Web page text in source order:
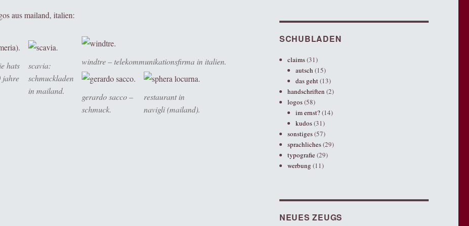
aus mailand, italien:
hats
jahre
scavia:
schmuckladen
in mailand.
windtre – telekommunikationsfirma in italien.
gerardo sacco –
schmuck.
restaurant in
navigli (mailand).
SCHUBLADEN
claims(31)
autsch (15)
das geht(13)
handschriften (2)
logos(58)
im ernst?(14)
kudos(31)
sonstiges(57)
sprachliches(29)
typografie(29)
werbung (11)
NEUES ZEUGS